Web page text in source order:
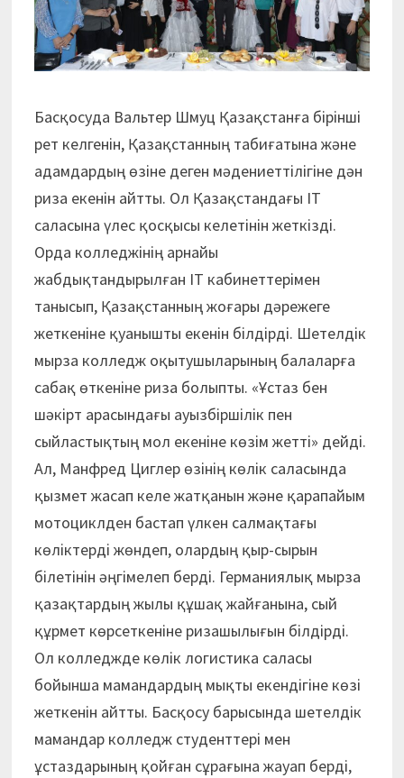
Басқосуда Вальтер Шмуц Қазақстанға бірінші
рет келгенін, Қазақстанның табиғатына және
адамдардың өзіне деген мәдениеттілігіне дән
риза екенін айтты. Ол Қазақстандағы IT
саласына үлес қосқысы келетінін жеткізді.
Орда колледжінің арнайы
жабдықтандырылған IT кабинеттерімен
танысып, Қазақстанның жоғары дәрежеге
жеткеніне қуанышты екенін білдірді. Шетелдік
мырза колледж оқытушыларының балаларға
сабақ өткеніне риза болыпты. «Ұстаз бен
шәкірт арасындағы ауызбіршілік пен
сыйластықтың мол екеніне көзім жетті» дейді.
Ал, Манфред Циглер өзінің көлік саласында
қызмет жасап келе жатқанын және қарапайым
мотоциклден бастап үлкен салмақтағы
көліктерді жөндеп, олардың қыр-сырын
білетінін әңгімелеп берді. Германиялық мырза
қазақтардың жылы құшақ жайғанына, сый
құрмет көрсеткеніне ризашылығын білдірді.
Ол колледжде көлік логистика саласы
бойынша мамандардың мықты екендігіне көзі
жеткенін айтты. Басқосу барысында шетелдік
мамандар колледж студенттері мен
ұстаздарының қойған сұрағына жауап берді,